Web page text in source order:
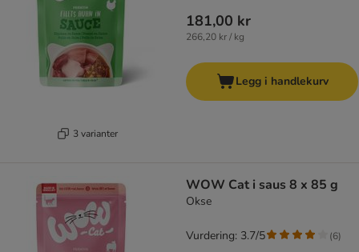
3 varianter
181,00 kr
266,20 kr / kg
Legg i handlekurv
WOW Cat i saus 8 x 85 g
Okse
Vurdering: 3.7/5 (6)